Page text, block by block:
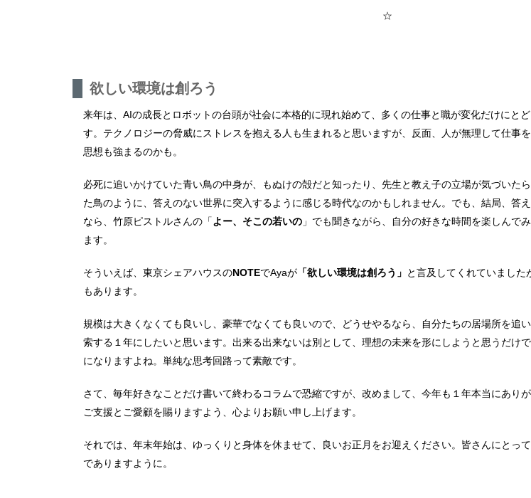
☆
欲しい環境は創ろう
来年は、AIの成長とロボットの台頭が社会に本格的に現れ始めて、多くの仕事と職が変化だけにと
す。テクノロジーの脅威にストレスを抱える人も生まれると思いますが、反面、人が無理して仕事
思想も強まるのかも。
必死に追いかけていた青い鳥の中身が、もぬけの殻だと知ったり、先生と教え子の立場が気づいた
た鳥のように、答えのない世界に突入するように感じる時代なのかもしれません。でも、結局、答
なら、竹原ピストルさんの「 よー、そこの若いの」でも聞きながら、自分の好きな時間を楽しんで
ます。
そういえば、 東京シェアハウスのNOTEでAyaが「欲しい環境は創ろう」 と言及してくれていました
もあります。
規模は大きくなくても良いし、豪華でなくても良いので、どうせやるなら、自分たちの居場所を追
索する１年にしたいと思います。出来る出来ないは別として、理想の未来を形にしようと思うだけ
になりますよね。単純な思考回路って素敵です。
さて、毎年好きなことだけ書いて終わるコラムで恐縮ですが、改めまして、今年も１年本当にあり
ご支援とご愛顧を賜りますよう、心よりお願い申し上げます。
それでは、年末年始は、ゆっくりと身体を休ませて、良いお正月をお迎えください。皆さんにとっ
でありますように。